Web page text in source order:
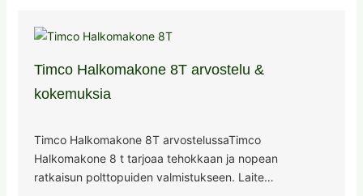
Timco Halkomakone 8T arvostelu &
kokemuksia
Timco Halkomakone 8T arvostelussaTimco
Halkomakone 8 t tarjoaa tehokkaan ja nopean
ratkaisun polttopuiden valmistukseen. Laite…